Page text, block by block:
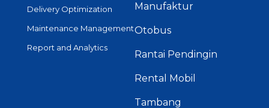
Delivery Optimization
Maintenance Management
Report and Analytics
Manufaktur
Otobus
Rantai Pendingin
Rental Mobil
Tambang